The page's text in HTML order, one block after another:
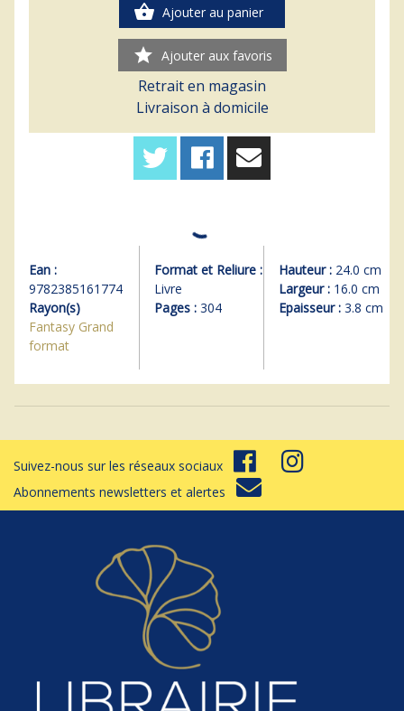
shopping_basket Ajouter au panier
star Ajouter aux favoris
Retrait en magasin
Livraison à domicile
Ean :
9782385161774
Rayon(s)
Fantasy Grand
format
Format et Reliure :
Livre
Pages :304
Hauteur : 24.0 cm
Largeur : 16.0 cm
Epaisseur : 3.8 cm
Suivez-nous sur les réseaux sociaux
Abonnements newsletters et alertes